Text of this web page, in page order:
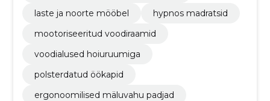
laste ja noorte mööbel
hypnos madratsid
mootoriseeritud voodiraamid
voodialused hoiuruumiga
polsterdatud öökapid
ergonoomilised mäluvahu padjad